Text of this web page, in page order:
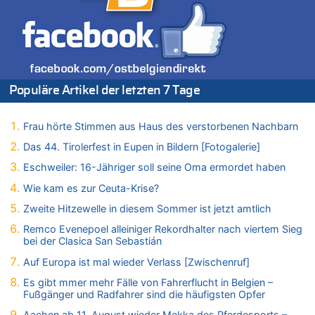
07.08.2026 - 13:04 von Kein Raser zu
In Belgien missachten zwei von drei Autofahrern das
Tempolimit in 30er-Zonen – Untersuchung von Vias
07.08.2026 - 13:01 von Experten? zu
In Belgien missachten zwei von drei Autofahrern das
Tempolimit in 30er-Zonen – Untersuchung von Vias
Zweite Hitzewelle in diesem Sommer ist jetzt amtlich
07.08.2026 - 12:31 von Fassungslos zu
Tempolimit in 30er-Zonen – Untersuchung von Vias
07.08.2026 - 11:31 von Zuhörer zu
In Belgien missachten zwei von drei Autofahrern das
07.08.2026 - 11:23 von Dax zu
Tempolimit in 30er-Zonen – Untersuchung von Vias
07.08.2026 - 11:20 von JoKrings zu
In Belgien missachten zwei von drei Autofahrern das
Populäre Artikel der letzten 7 Tage
Frau hörte Stimmen aus Haus des verstorbenen Nachbarn
Das 44. Tirolerfest in Eupen in Bildern [Fotogalerie]
Eschweiler: 16-Jähriger soll seine Oma ermordet haben
Wie kam es zur Ceuta-Krise?
Zweite Hitzewelle in diesem Sommer ist jetzt amtlich
Remco Evenepoel alleiniger Rekordhalter nach viertem Sieg
bei der Clasica San Sebastián
Auf Europa ist mal wieder Verlass [Zwischenruf]
Es gibt mmer mehr Fälle von Fahrerflucht in Belgien –
Fußgänger und Radfahrer sind die häufigsten Opfer